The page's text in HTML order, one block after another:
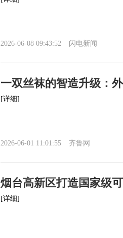
2026-06-08 09:43:52 闪电新闻
一双丝袜的智造升级：
[详细]
2026-06-01 11:01:55 齐鲁网
烟台高新区打造国家级
[详细]